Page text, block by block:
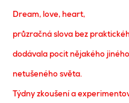
Dream, love, heart,
průzračná slova bez
dodávala pocit nějakého
netušeného světa.
Týdny zkoušení a